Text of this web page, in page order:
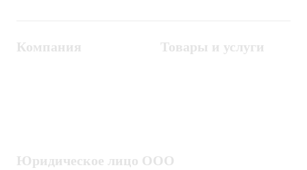
Компания Товары и услуги
Юридическое лицо ООО